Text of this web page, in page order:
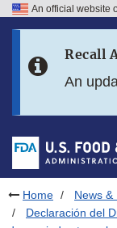
Skip to FDA Search
Skip to footer links
An official website
Recall
An
Home News &
Declaración del